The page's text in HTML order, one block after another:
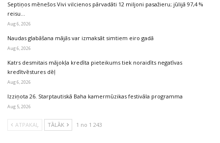
Septiņos mēnešos Vivi vilcienos pārvadāti 12 miljoni pasažieru; jūlijā 97,4 %
reisu…
Aug 6, 2026
Naudas glabāšana mājās var izmaksāt simtiem eiro gadā
Aug 6, 2026
Katrs desmitais mājokļa kredīta pieteikums tiek noraidīts negatīvas
kredītvēstures dēļ
Aug 6, 2026
Izziņota 26. Starptautiskā Baha kamermūzikas festivāla programma
Aug 5, 2026
ATPAKAĻ TĀLĀK 1 no 1 243